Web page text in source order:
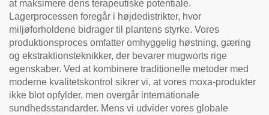
at maksimere dens terapeutiske potentiale.
Lagerprocessen foregår i højdedistrikter, hvor
miljøforholdene bidrager til plantens styrke. Vores
produktionsproces omfatter omhyggelig høstning, gæring
og ekstraktionsteknikker, der bevarer mugworts rige
egenskaber. Ved at kombinere traditionelle metoder med
moderne kvalitetskontrol sikrer vi, at vores moxa-produkter
ikke blot opfylder, men overgår internationale
sundhedsstandarder. Mens vi udvider vores globale